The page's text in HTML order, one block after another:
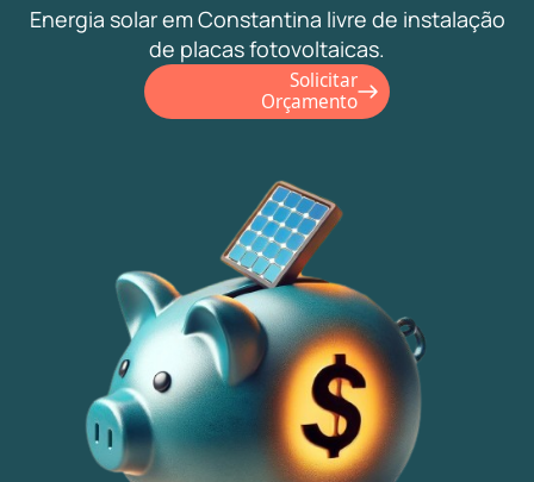
Energia solar em Constantina livre de instalação
de placas fotovoltaicas.
Solicitar
Orçamento